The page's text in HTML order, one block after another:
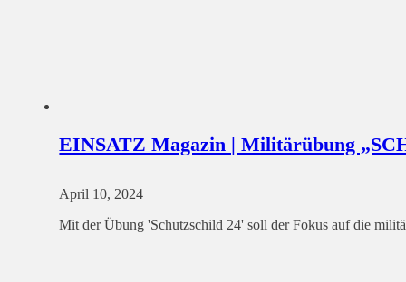
EINSATZ Magazin | Militärübung
April 10, 2024
Mit der Übung 'Schutzschild 24' soll der Fokus auf die